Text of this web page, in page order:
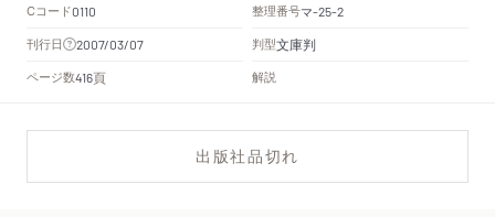
Cコード0110 整理番号マ-25-2
刊行日 2007/03/07 判型文庫判
ページ数416頁 解説
出版社品切れ